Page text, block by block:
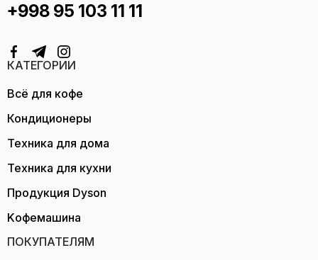
+998 95 103 11 11
КАТЕГОРИИ
Всё для кофе
Кондиционеры
Техника для дома
Техника для кухни
Продукция Dyson
Kофемашина
ПОКУПАТЕЛЯМ